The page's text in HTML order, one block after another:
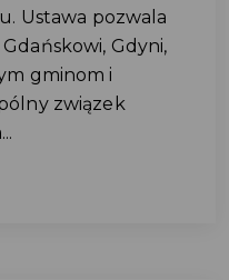
Ustawa pozwala
Gdyni,
gminom i
związek